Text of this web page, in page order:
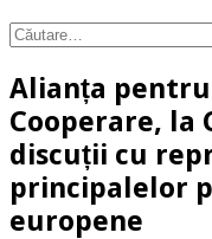
Caută
Alianța
Cooperare, la
discuții cu
principalelor
europene